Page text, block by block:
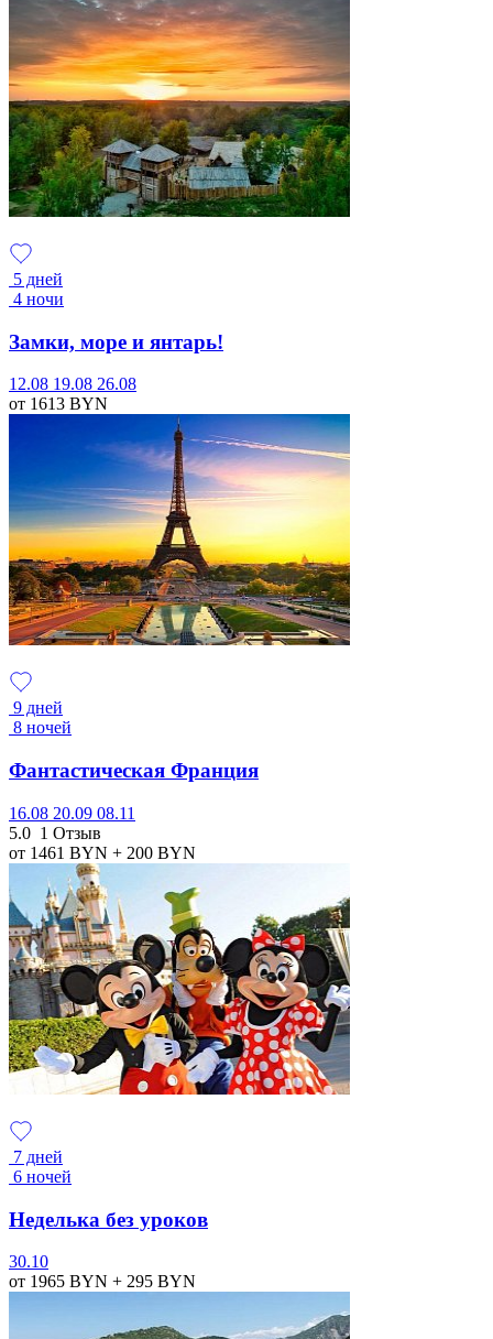
5 дней
4 ночи
Замки, море и янтарь!
12.08 19.08 26.08
от 1613 BYN
9 дней
8 ночей
Фантастическая Франция
16.08 20.09 08.11
5.0 1 Отзыв
от 1461 BYN + 200 BYN
7 дней
6 ночей
Неделька без уроков
30.10
от 1965 BYN + 295 BYN